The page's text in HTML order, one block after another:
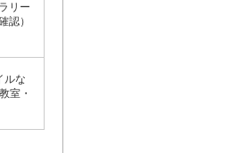
リー
認）
ルな
室・